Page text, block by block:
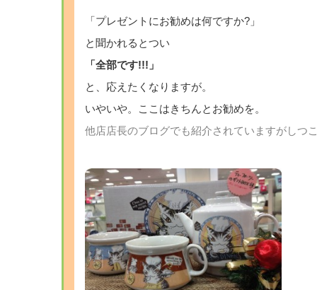
「プレゼントにお勧めは何ですか?」
と聞かれるとつい
「全部です!!!」
と、応えたくなりますが。
いやいや。ここはきちんとお勧めを。
他店店長のブログでも紹介されていますがしつ